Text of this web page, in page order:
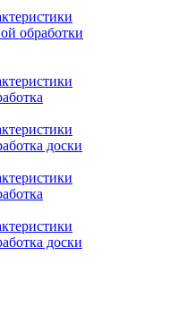
обработки
доски
доски